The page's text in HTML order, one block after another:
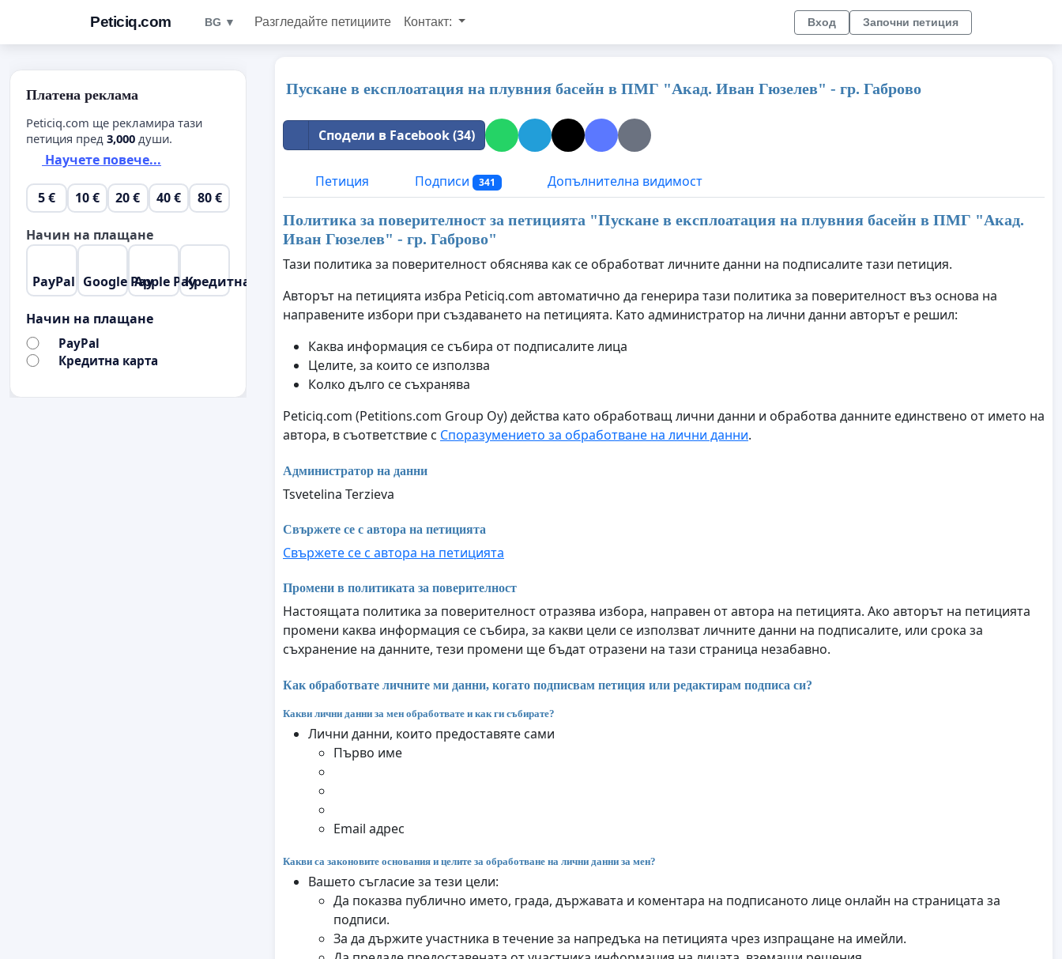
Peticiq.com BG ▼ Разгледайте петициите Контакт: Вход Започни петиция
Пускане в експлоатация на плувния басейн в ПМГ "Акад. Иван Гюзелев" - гр. Габрово
Сподели в Facebook (34)
Петиция Подписи 341 Допълнителна видимост
Политика за поверителност за петицията "Пускане в експлоатация на плувния басейн в ПМГ "Акад.
Иван Гюзелев" - гр. Габрово"
Тази политика за поверителност обяснява как се обработват личните данни на подписалите тази петиция.
Авторът на петицията избра Peticiq.com автоматично да генерира тази политика за поверителност въз основа на
направените избори при създаването на петицията. Като администратор на лични данни авторът е решил:
Каква информация се събира от подписалите лица
Целите, за които се използва
Колко дълго се съхранява
Peticiq.com (Petitions.com Group Oy) действа като обработващ лични данни и обработва данните единствено от името на
автора, в съответствие с Споразумението за обработване на лични данни.
Администратор на данни
Tsvetelina Terzieva
Свържете се с автора на петицията
Свържете се с автора на петицията
Промени в политиката за поверителност
Настоящата политика за поверителност отразява избора, направен от автора на петицията. Ако авторът на петицията
промени каква информация се събира, за какви цели се използват личните данни на подписалите, или срока за
съхранение на данните, тези промени ще бъдат отразени на тази страница незабавно.
Как обработвате личните ми данни, когато подписвам петиция или редактирам подписа си?
Какви лични данни за мен обработвате и как ги събирате?
Лични данни, които предоставяте сами
Първо име
Email адрес
Какви са законовите основания и целите за обработване на лични данни за мен?
Вашето съгласие за тези цели:
Да показва публично името, града, държавата и коментара на подписаното лице онлайн на страницата за
подписи.
За да държите участника в течение за напредъка на петицията чрез изпращане на имейли.
Платена реклама
Peticiq.com ще рекламира тази
петиция пред 3,000 души.
Научете повече...
5 € 10 € 20 € 40 € 80 €
Начин на плащане
PayPal Google PayApple PayКредитна карта
Начин на плащане
PayPal
Кредитна карта